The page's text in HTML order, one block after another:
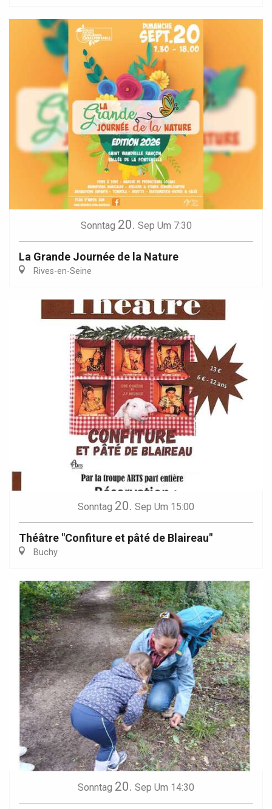
Sonntag 20. Sep Um 7:30
La Grande Journée de la Nature
Rives-en-Seine
Sonntag 20. Sep Um 15:00
Théâtre "Confiture et pâté de Blaireau"
Buchy
Sonntag 20. Sep Um 14:30